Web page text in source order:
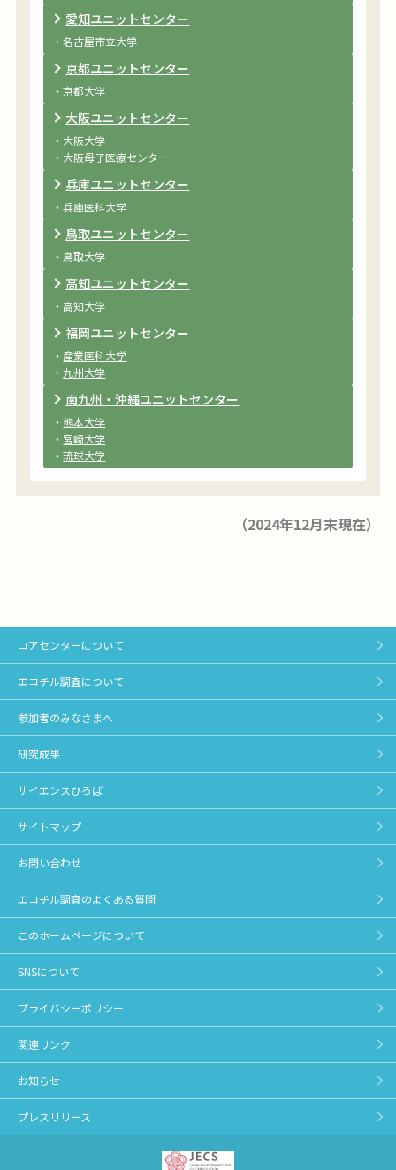
愛知ユニットセンター
・名古屋市立大学
京都ユニットセンター
・京都大学
大阪ユニットセンター
・大阪大学
・大阪母子医療センター
兵庫ユニットセンター
・兵庫医科大学
鳥取ユニットセンター
・鳥取大学
高知ユニットセンター
・高知大学
福岡ユニットセンター
・ 産業医科大学
・九州大学
南九州・沖縄ユニットセンター
・熊本大学
・ 宮崎大学
・琉球大学
（2024年12月末現在）
コアセンターについて
エコチル調査について
参加者のみなさまへ
研究成果
サイエンスひろば
サイトマップ
お問い合わせ
エコチル調査のよくある質問
このホームページについて
SNSについて
プライバシーポリシー
関連リンク
お知らせ
プレスリリース